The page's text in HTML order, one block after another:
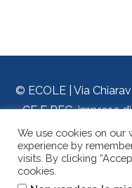
© ECOLE | Via
CF E REG. imprese
1909564 - SDI
Chi siamo
We use cookies on our
experience by
visits. By clicking
cookies.